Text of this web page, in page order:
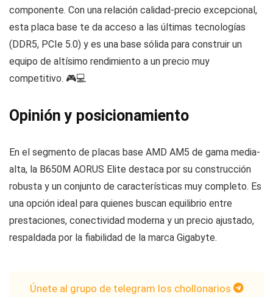
componente. Con una relación calidad-precio excepcional,
esta placa base te da acceso a las últimas tecnologías
(DDR5, PCIe 5.0) y es una base sólida para construir un
equipo de altísimo rendimiento a un precio muy
competitivo. 🎮💻
Opinión y posicionamiento
En el segmento de placas base AMD AM5 de gama media-
alta, la B650M AORUS Elite destaca por su construcción
robusta y un conjunto de características muy completo. Es
una opción ideal para quienes buscan equilibrio entre
prestaciones, conectividad moderna y un precio ajustado,
respaldada por la fiabilidad de la marca Gigabyte.
Únete al grupo de telegram los chollonarios